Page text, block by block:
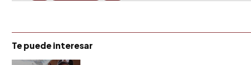
Te puede interesar